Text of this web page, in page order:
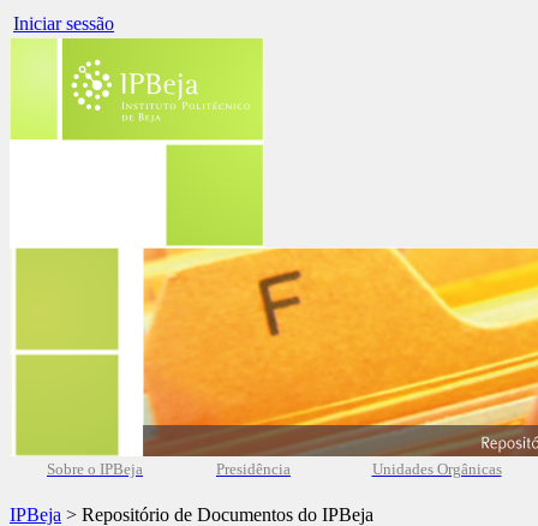
Iniciar sessão
Sobre o IPBeja Presidência Unidades Orgânicas
IPBeja > Repositório de Documentos do IPBeja